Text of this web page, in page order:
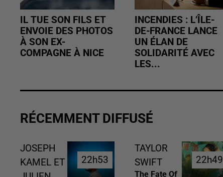
IL TUE SON FILS ET
ENVOIE DES PHOTOS
À SON EX-
COMPAGNE À NICE
INCENDIES : L’ÎLE-
DE-FRANCE LANCE
UN ÉLAN DE
SOLIDARITÉ AVEC
LES...
RÉCEMMENT DIFFUSÉ
JOSEPH
KAMEL ET
22h53
22h53
TAYLOR
SWIFT
The Fate Of
22h49
22h49